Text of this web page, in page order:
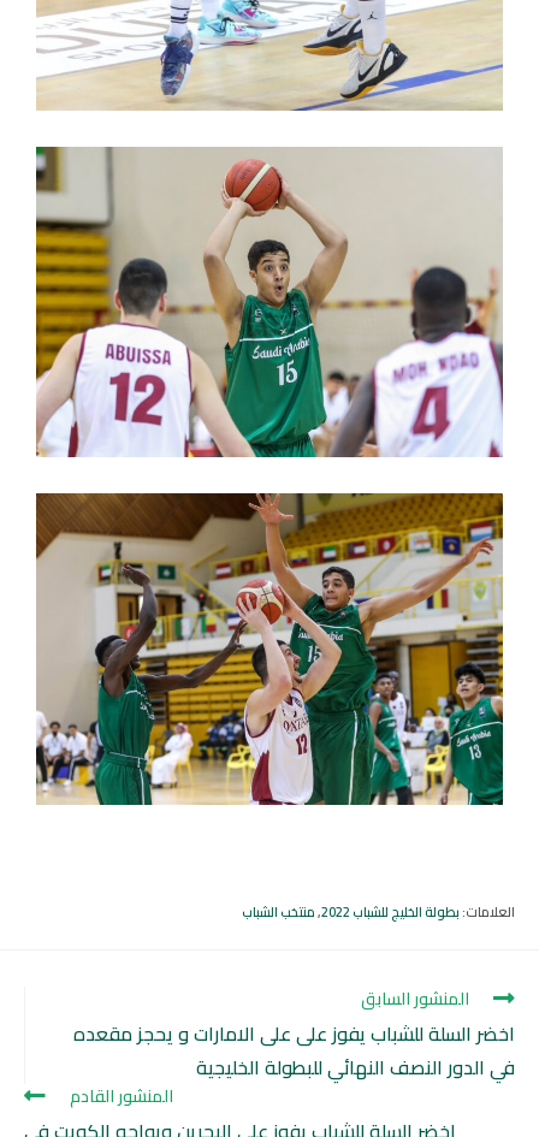
العلامات: بطولة الخليج للشباب 2022 ,منتخب الشباب
المنشور السابق
اخضر السلة للشباب يفوز على على الامارات و يحجز مقعده
في الدور النصف النهائي للبطولة الخليجية
المنشور القادم